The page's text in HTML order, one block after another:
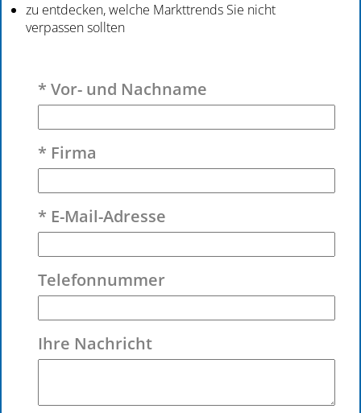
zu entdecken, welche Markttrends Sie nicht
verpassen sollten
* Vor- und Nachname
* Firma
* E-Mail-Adresse
Telefonnummer
Ihre Nachricht